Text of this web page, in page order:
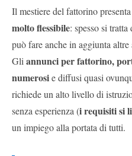
Il mestiere del fattorino
molto flessibile: spesso si tratta
può fare anche in aggiunta
Gli annunci per fattorino,
numerosie diffusi quasi
richiede un alto livello di
senza esperienza (i requisiti si
un impiego alla portata di tutti.